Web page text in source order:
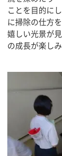
ことを目的に
に掃除の仕方
嬉しい光景が
の成長が楽しみ